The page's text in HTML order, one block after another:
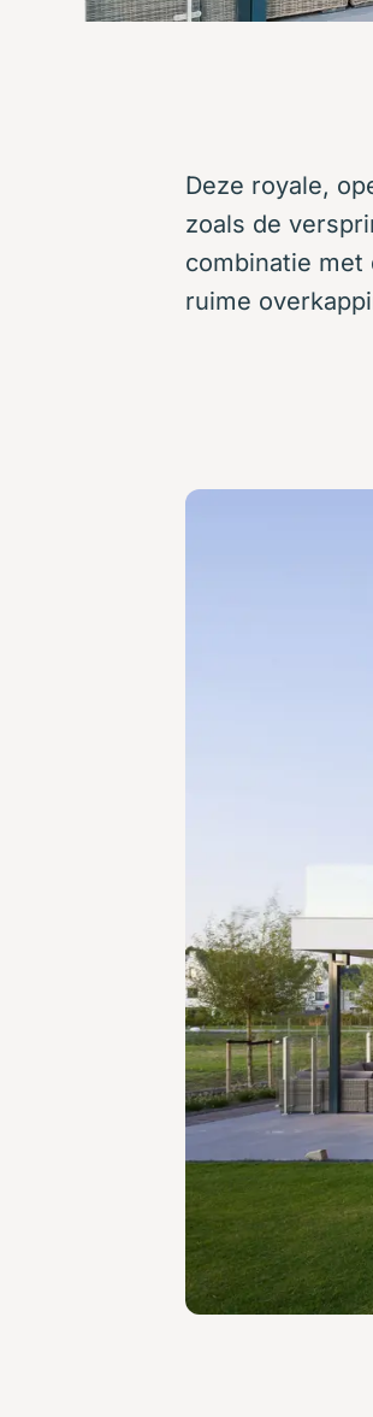
Deze royale,
zoals de
combinatie met
ruime